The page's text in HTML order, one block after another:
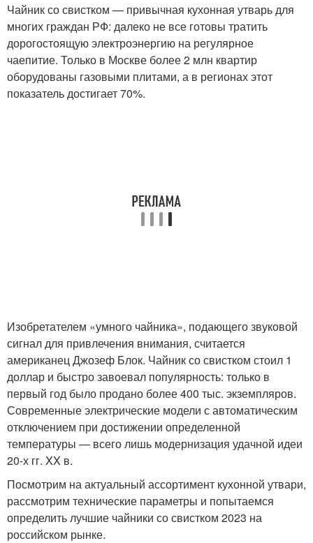
Чайник со свистком — привычная кухонная утварь для
многих граждан РФ: далеко не все готовы тратить
дорогостоящую электроэнергию на регулярное
чаепитие. Только в Москве более 2 млн квартир
оборудованы газовыми плитами, а в регионах этот
показатель достигает 70%.
Изобретателем «умного чайника», подающего звуковой
сигнал для привлечения внимания, считается
американец Джозеф Блок. Чайник со свистком стоил 1
доллар и быстро завоевал популярность: только в
первый год было продано более 400 тыс. экземпляров.
Современные электрические модели с автоматическим
отключением при достижении определенной
температуры — всего лишь модернизация удачной идеи
20-х гг. XX в.
Посмотрим на актуальный ассортимент кухонной утвари,
рассмотрим технические параметры и попытаемся
определить лучшие чайники со свистком 2023 на
российском рынке.